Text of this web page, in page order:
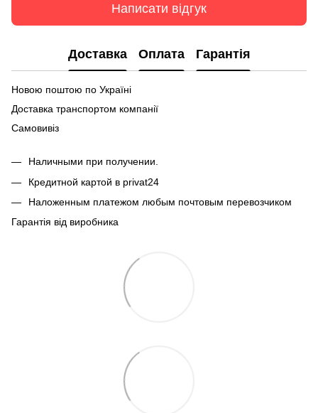
Написати відгук
Доставка Оплата Гарантія
Новою поштою по Україні
Доставка транспортом компанії
Самовивіз
Наличными при получении.
Кредитной картой в privat24
Наложенным платежом любым почтовым перевозчиком
Гарантія від виробника